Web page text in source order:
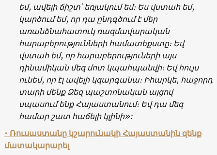
եմ, ավելի ճիշտ՝ եռյակում եմ։ Ես վստահ եմ,
կարծում եմ, որ դա ընդգծում է մեր
առանձնահատուկ ռազմավարական
հարաբերությունների համատեքստը։ Եվ
վստահ եմ, որ հարաբերություների այս
դինամիկան մեզ մոտ կպահպանվի։ Եվ հույս
ունեմ, որ էլ ավելի կզարգանա։ Իհարկե, հաջորդ
տարի մենք Ձեզ պաշտոնական այցով
սպասում ենք Հայաստանում։ Եվ դա մեզ
համար շատ հաճելի կլինի»:
• Ռուսաստանը կշարունակի Հայաստանին զենք
մատակարարել